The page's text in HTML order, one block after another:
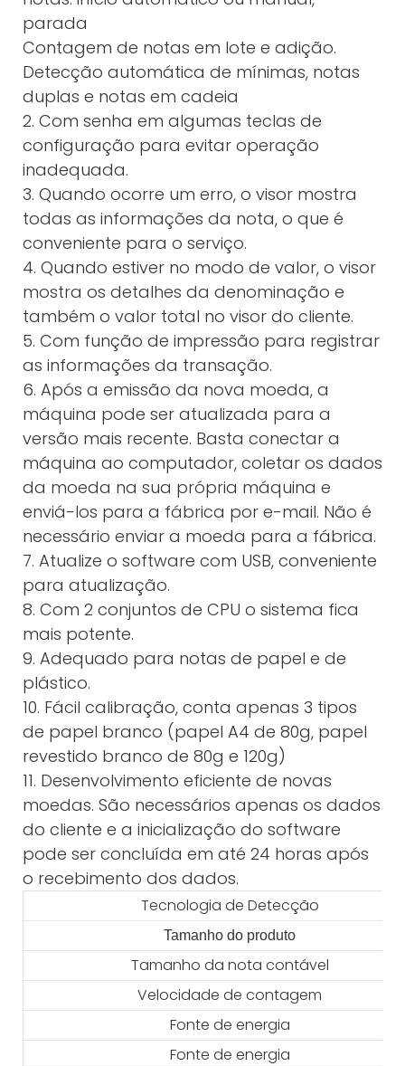
parada
Contagem de notas em lote e adição.
Detecção automática de mínimas, notas
duplas e notas em cadeia
2. Com senha em algumas teclas de
configuração para evitar operação
inadequada.
3. Quando ocorre um erro, o visor mostra
todas as informações da nota, o que é
conveniente para o serviço.
4. Quando estiver no modo de valor, o visor
mostra os detalhes da denominação e
também o valor total no visor do cliente.
5. Com função de impressão para registrar
as informações da transação.
6. Após a emissão da nova moeda, a
máquina pode ser atualizada para a
versão mais recente. Basta conectar a
máquina ao computador, coletar os dados
da moeda na sua própria máquina e
enviá-los para a fábrica por e-mail. Não é
necessário enviar a moeda para a fábrica.
7. Atualize o software com USB, conveniente
para atualização.
8. Com 2 conjuntos de CPU o sistema fica
mais potente.
9. Adequado para notas de papel e de
plástico.
10. Fácil calibração, conta apenas 3 tipos
de papel branco (papel A4 de 80g, papel
revestido branco de 80g e 120g)
11. Desenvolvimento eficiente de novas
moedas. São necessários apenas os dados
do cliente e a inicialização do software
pode ser concluída em até 24 horas após
o recebimento dos dados.
Tecnologia de Detecção
Tamanho do produto
Tamanho da nota contável
Velocidade de contagem
Fonte de energia
Fonte de energia